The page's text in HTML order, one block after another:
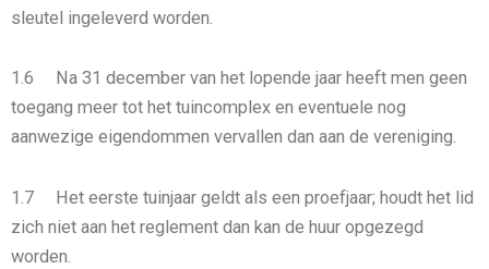
sleutel ingeleverd worden.
1.6 Na 31 december van het lopende jaar heeft men geen
toegang meer tot het tuincomplex en eventuele nog
aanwezige eigendommen vervallen dan aan de vereniging.
1.7 Het eerste tuinjaar geldt als een proefjaar; houdt het lid
zich niet aan het reglement dan kan de huur opgezegd
worden.